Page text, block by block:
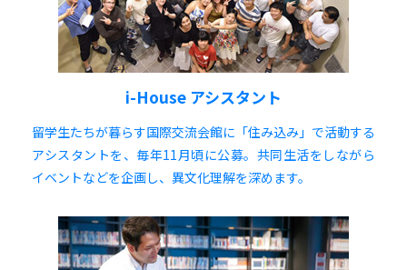
i-House アシスタント
留学生たちが暮らす国際交流会館に「住み込み」で活動する
アシスタントを、毎年11月頃に公募。共同生活をしながら
イベントなどを企画し、異文化理解を深めます。